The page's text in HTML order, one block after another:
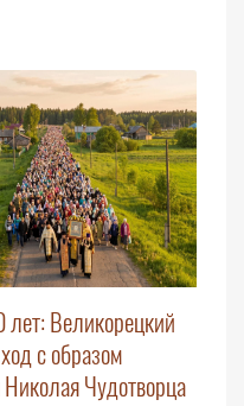
лет: Великорецкий
с образом
Николая Чудотворца